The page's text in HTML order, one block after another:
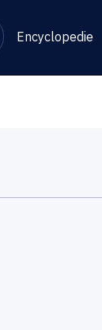
Encyclopedie